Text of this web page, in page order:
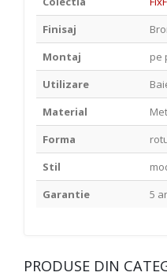
Finisaj
Montaj
pe
Utilizare
Material
Forma
Stil
Garantie
5
PRODUSE DIN